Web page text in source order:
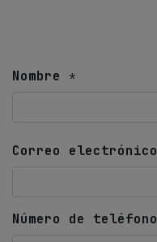
Nombre *
Correo electrónico
Número de teléfono